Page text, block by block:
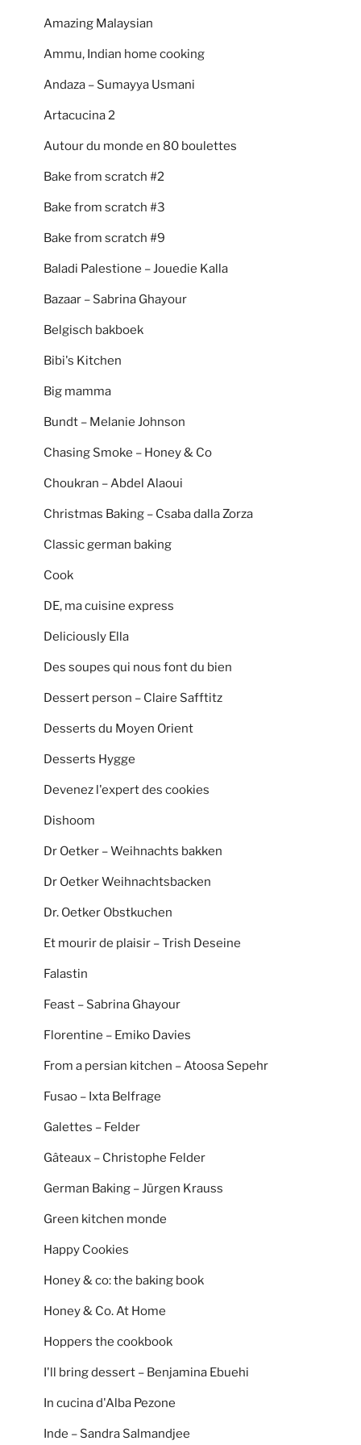
Amazing Malaysian
Ammu, Indian home cooking
Andaza – Sumayya Usmani
Artacucina 2
Autour du monde en 80 boulettes
Bake from scratch #2
Bake from scratch #3
Bake from scratch #9
Baladi Palestione – Jouedie Kalla
Bazaar – Sabrina Ghayour
Belgisch bakboek
Bibi's Kitchen
Big mamma
Bundt – Melanie Johnson
Chasing Smoke – Honey & Co
Choukran – Abdel Alaoui
Christmas Baking – Csaba dalla Zorza
Classic german baking
Cook
DE, ma cuisine express
Deliciously Ella
Des soupes qui nous font du bien
Dessert person – Claire Safftitz
Desserts du Moyen Orient
Desserts Hygge
Devenez l'expert des cookies
Dishoom
Dr Oetker – Weihnachts bakken
Dr Oetker Weihnachtsbacken
Dr. Oetker Obstkuchen
Et mourir de plaisir – Trish Deseine
Falastin
Feast – Sabrina Ghayour
Florentine – Emiko Davies
From a persian kitchen – Atoosa Sepehr
Fusao – Ixta Belfrage
Galettes – Felder
Gâteaux – Christophe Felder
German Baking – Jürgen Krauss
Green kitchen monde
Happy Cookies
Honey & co: the baking book
Honey & Co. At Home
Hoppers the cookbook
I'll bring dessert – Benjamina Ebuehi
In cucina d'Alba Pezone
Inde – Sandra Salmandjee